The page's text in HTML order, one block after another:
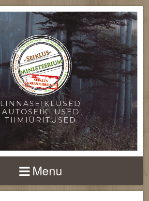
LINNASEIKLUSED
AUTOSEIKLUSED
TIIMIÜRITUSED
Menu